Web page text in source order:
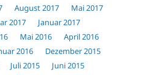
August 2017
Mai 2017
2017
Januar 2017
Mai 2016
April 2016
2016
Dezember 2015
Juli 2015
Juni 2015